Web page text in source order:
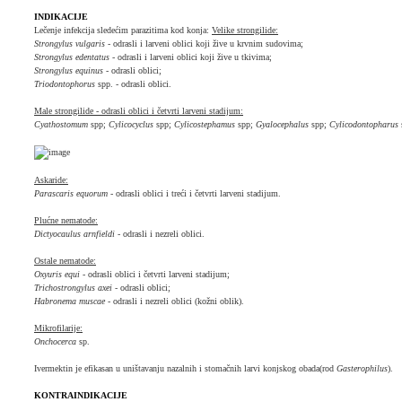
INDIKACIJE
Lečenje infekcija sledećim parazitima kod konja: Velike strongilide:
Strongylus vulgaris - odrasli i larveni oblici koji žive u krvnim sudovima;
Strongylus edentatus - odrasli i larveni oblici koji žive u tkivima;
Strongylus equinus - odrasli oblici;
Triodontophorus spp. - odrasli oblici.
Male strongilide - odrasli oblici i četvrti larveni stadijum:
Cyathostomum spp; Cylicocyclus spp; Cylicostephamus spp; Gyalocephalus spp; Cylicodontopharus
Askaride:
Parascaris equorum - odrasli oblici i treći i četvrti larveni stadijum.
Plućne nematode:
Dictyocaulus arnfieldi - odrasli i nezreli oblici.
Ostale nematode:
Oxyuris equi - odrasli oblici i četvrti larveni stadijum;
Trichostrongylus axei - odrasli oblici;
Habronema muscae - odrasli i nezreli oblici (kožni oblik).
Mikrofilarije:
Onchocerca sp.
Ivermektin je efikasan u uništavanju nazalnih i stomačnih larvi konjskog obada(rod Gasterophilus).
KONTRAINDIKACIJE